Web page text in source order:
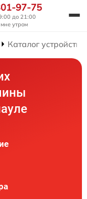
97-75
до 21:00
мне утром
Каталог устройств